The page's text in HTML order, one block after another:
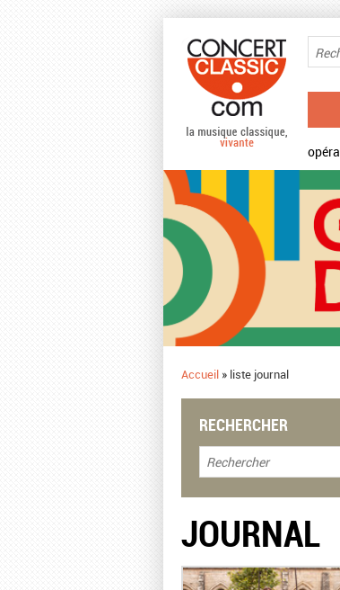
opéra
Accueil » liste journal
RECHERCHER
JOURNAL